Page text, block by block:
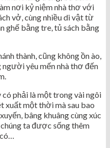
nơi kỷ niệm nhà thơ với
vở, cùng nhiều di vật từ
ghế bằng tre, tủ sách bằng
thành, cũng không ồn ào,
yêu mến nhà thơ đến
có phải là một trong vài ngôi
xuất một thời mà sau bao
bâng khuâng cùng xúc
ta được sống thêm